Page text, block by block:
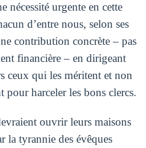
nécessité urgente en cette
d’entre nous, selon ses
contribution concrète – pas
financière – en dirigeant
ceux qui les méritent et non
pour harceler les bons clercs.
ouvrir leurs maisons
la tyrannie des évêques